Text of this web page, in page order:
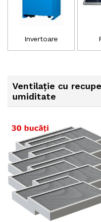
Invertoare
Ventilație cu
umiditate